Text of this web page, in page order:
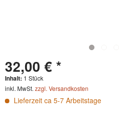
32,00 € *
Inhalt: 1 Stück
inkl. MwSt. zzgl. Versandkosten
Lieferzeit ca 5-7 Arbeitstage